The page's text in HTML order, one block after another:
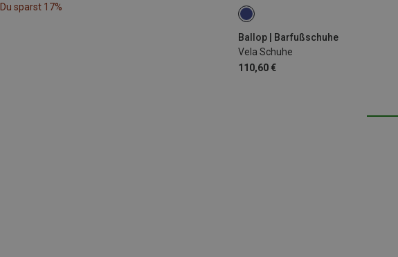
Du sparst 17%
Ballop | Barfußschuhe
Vela Schuhe
110,60 €